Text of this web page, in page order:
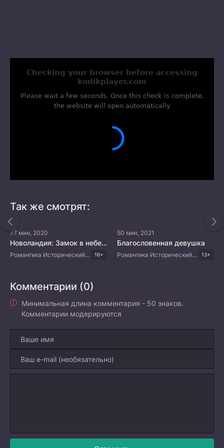
Так же смотрят:
77 мин, 2020
Новоландия: Замок в небесах - Время вспять
Романтика Исторический Фэнтези Китайские дорамы 16+
50 мин, 2021
Благословенная девушка
Романтика Исторический Фэнтези Приключения Китайские дорамы 13+
Комментарии (0)
Минимальная длина комментария - 50 знаков.
Комментарии модерируются